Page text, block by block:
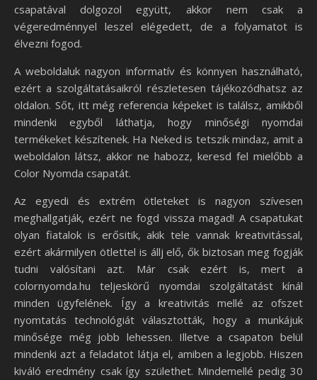
csapatával dolgozol együtt, akkor nem csak a
végeredménnyel leszel elégedett, de a folyamatot is
élvezni fogod.
A weboldaluk nagyon informatív és könnyen használható,
ezért a szolgáltatásaikról részletesen tájékozódhatsz az
oldalon. Sőt, itt még referencia képeket is találsz, amikből
mindenki egyből láthatja, hogy minőségi nyomdai
termékeket készítenek. Ha Neked is tetszik mindaz, amit a
weboldalon látsz, akkor ne habozz, keresd fel mielőbb a
Color Nyomda csapatát.
Az egyedi és extrém ötleteket is nagyon szívesen
meghallgatják, ezért ne fogd vissza magad! A csapatukat
olyan fiatalok is erősitik, akik tele vannak kreativitással,
ezért akármilyen ötlettel is állj elő, ők biztosan meg fogják
tudni valósítani azt. Már csak ezért is, mert a
colornyomda.hu teljeskörű nyomdai szolgáltatást kínál
minden ügyfelének. Így a kreativitás mellé az ofszet
nyomtatás technológiát választották, hogy a munkájuk
minősége még jobb lehessen. Illetve a csapaton belül
mindenki azt a feladatot látja el, amiben a legjobb. Hiszen
kiváló eredmény csak így születhet. Mindemellé pedig 30